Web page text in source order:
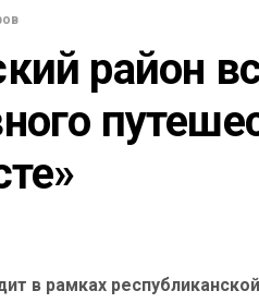
район
в рамках